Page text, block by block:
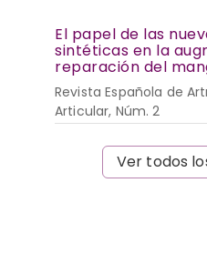
El papel de las
sintéticas en la
reparación del
Revista Española de
Articular, Núm. 2
Ver todos